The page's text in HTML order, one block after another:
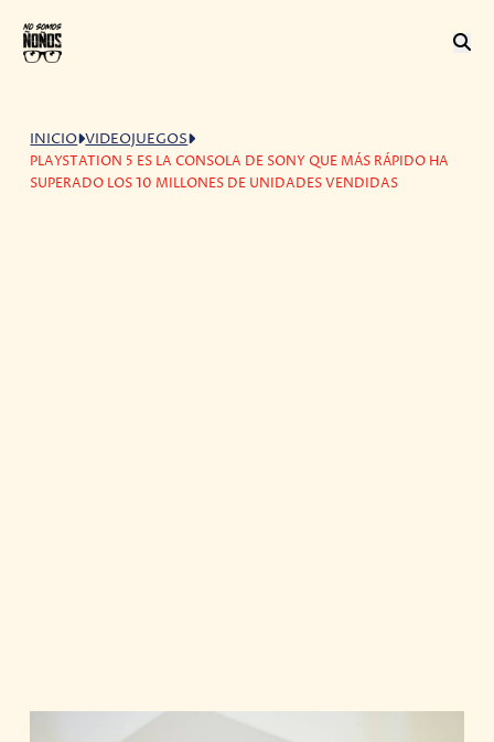
INICIO VIDEOJUEGOS
PLAYSTATION 5 ES LA CONSOLA DE SONY QUE MÁS RÁPIDO HA
SUPERADO LOS 10 MILLONES DE UNIDADES VENDIDAS